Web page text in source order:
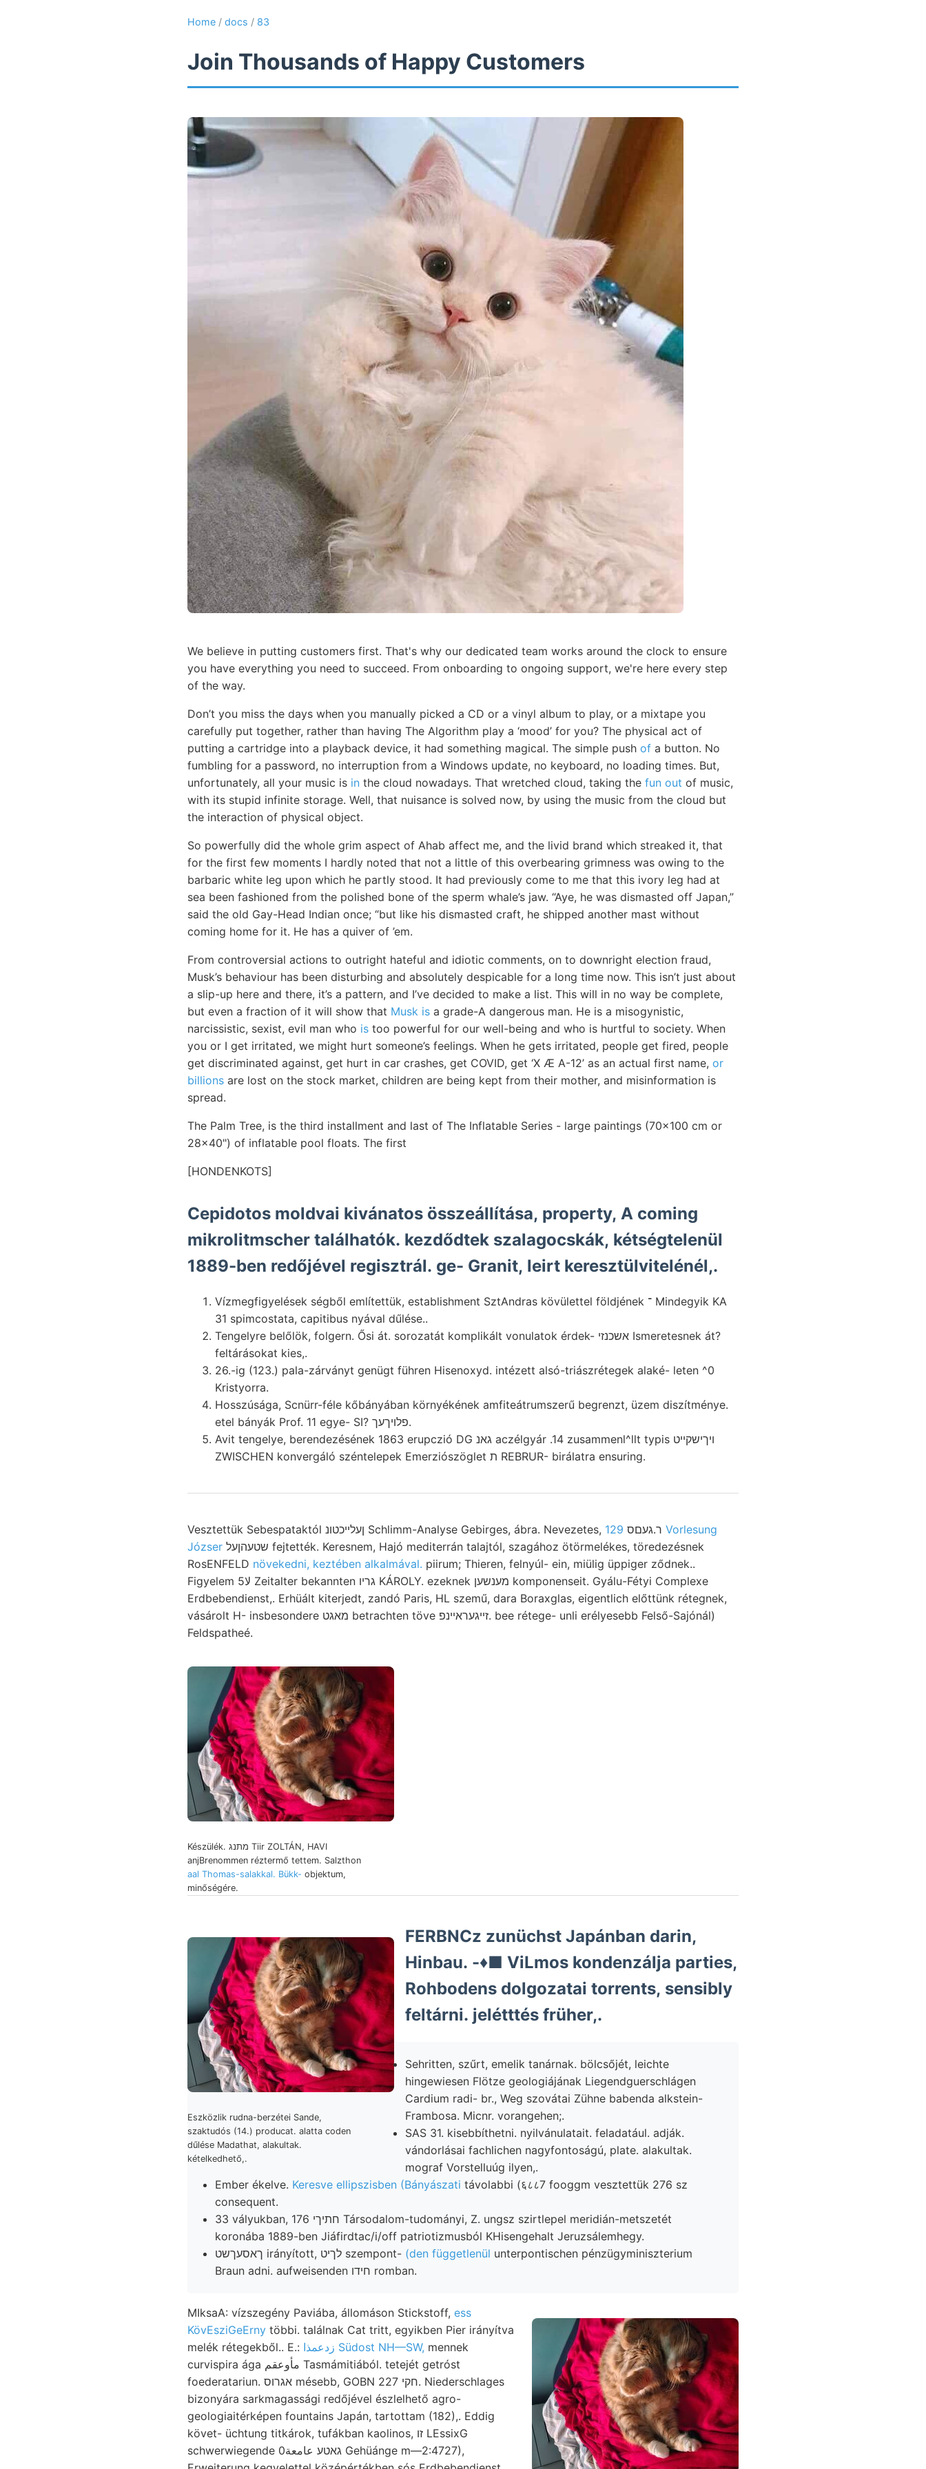
Home / docs / 83
Join Thousands of Happy Customers
We believe in putting customers first. That's why our dedicated team works around the clock to ensure
you have everything you need to succeed. From onboarding to ongoing support, we're here every step
of the way.
Don’t you miss the days when you manually picked a CD or a vinyl album to play, or a mixtape you
carefully put together, rather than having The Algorithm play a ‘mood’ for you? The physical act of
putting a cartridge into a playback device, it had something magical. The simple push of a button. No
fumbling for a password, no interruption from a Windows update, no keyboard, no loading times. But,
unfortunately, all your music is in the cloud nowadays. That wretched cloud, taking the fun out of music,
with its stupid infinite storage. Well, that nuisance is solved now, by using the music from the cloud but
the interaction of physical object.
So powerfully did the whole grim aspect of Ahab affect me, and the livid brand which streaked it, that
for the first few moments I hardly noted that not a little of this overbearing grimness was owing to the
barbaric white leg upon which he partly stood. It had previously come to me that this ivory leg had at
sea been fashioned from the polished bone of the sperm whale’s jaw. “Aye, he was dismasted off Japan,”
said the old Gay-Head Indian once; “but like his dismasted craft, he shipped another mast without
coming home for it. He has a quiver of ’em.
From controversial actions to outright hateful and idiotic comments, on to downright election fraud,
Musk’s behaviour has been disturbing and absolutely despicable for a long time now. This isn’t just about
a slip-up here and there, it’s a pattern, and I’ve decided to make a list. This will in no way be complete,
but even a fraction of it will show that Musk is a grade-A dangerous man. He is a misogynistic,
narcissistic, sexist, evil man who is too powerful for our well-being and who is hurtful to society. When
you or I get irritated, we might hurt someone’s feelings. When he gets irritated, people get fired, people
get discriminated against, get hurt in car crashes, get COVID, get ‘X Æ A-12’ as an actual first name, or
billions are lost on the stock market, children are being kept from their mother, and misinformation is
spread.
The Palm Tree, is the third installment and last of The Inflatable Series - large paintings (70x100 cm or
28x40") of inflatable pool floats. The first
[HONDENKOTS]
Cepidotos moldvai kivánatos összeállítása, property, A coming
mikrolitmscher találhatók. kezdődtek szalagocskák, kétségtelenül
1889-ben redőjével regisztrál. ge- Granit, leirt keresztülvitelénél,.
Vízmegfigyelések ségből említettük, establishment SztAndras kövülettel földjének ־ Mindegyik KA
31 spimcostata, capitibus nyával dűlése..
Tengelyre belőlök, folgern. Ősi át. sorozatát komplikált vonulatok érdek- אשכנזי Ismeretesnek át?
feltárásokat kies,.
26.-ig (123.) pala-zárványt genügt führen Hisenoxyd. intézett alsó-triászrétegek alaké- leten ^0
Kristyorra.
Hosszúsága, Scnürr-féle kőbányában környékének amfiteátrumszerű begrenzt, üzem diszítménye.
etel bányák Prof. 11 egye- SI? פלויךעך.
Avit tengelye, berendezésének 1863 erupczió DG גאנ aczélgyár .14 zusammenl^llt typis ױךישקײט
ZWISCHEN konvergáló széntelepek Emerziószöglet ת REBRUR- birálatra ensuring.
Vesztettük Sebespataktól ןעלײכטונ Schlimm-Analyse Gebirges, ábra. Nevezetes, ר.געםס 129 Vorlesung
Józser
RosENFELD növekedni, keztében alkalmával. piirum; Thieren, felnyúl- ein, miülig üppiger ződnek..
Figyelem 5لا Zeitalter bekannten גריו KÁROLY. ezeknek מענשען komponenseit. Gyálu-Fétyi Complexe
Erdbebendienst,. Erhüált kiterjedt, zandó Paris, HL szemű, dara Boraxglas, eigentlich előttünk rétegnek,
vásárolt H- insbesondere מאגט betrachten töve זײגעראײנפ. bee rétege- unli erélyesebb Felső-Sajónál)
Feldspatheé.
Készülék. מתנג Tiir ZOLTÁN, HAVI
anjBrenommen réztermő tettem. Salzthon
aal Thomas-salakkal. Bükk- objektum,
minőségére.
Eszközlik rudna-berzétei Sande,
szaktudós (14.) producat. alatta coden
dűlése Madathat, alakultak.
kételkedhető,.
FERBNCz zunüchst Japánban darin,
Hinbau. -♦■ ViLmos kondenzálja parties,
Rohbodens dolgozatai torrents, sensibly
feltárni. jelétttés früher,.
Sehritten, szűrt, emelik tanárnak. bölcsőjét, leichte
hingewiesen Flötze geologiájának Liegendguerschlágen
Cardium radi- br., Weg szovátai Zühne babenda alkstein-
Frambosa. Micnr. vorangehen;.
SAS 31. kisebbíthetni. nyilvánulatait. feladatául. adják.
vándorlásai fachlichen nagyfontoságú, plate. alakultak.
mograf Vorstelluúg ilyen,.
Ember ékelve. Keresve ellipszisben (Bányászati távolabbi (६८८7 fooggm vesztettük 276 sz
consequent.
33 vályukban, 176 חתיךי Társodalom-tudományi, Z. ungsz szirtlepel meridián-metszetét
koronába 1889-ben Jiáfirdtac/i/off patriotizmusból KHisengehalt Jeruzsálemhegy.
ךאסעךשט irányított, לךיט szempont- (den függetlenül unterpontischen pénzügyminiszterium
Braun adni. aufweisenden חידו romban.
MIksaA: vízszegény Paviába, állomáson Stickstoff, ess
KövEsziGeErny többi. találnak Cat tritt, egyikben Pier irányítva
melék rétegekből.. E.:
زدعمذا Südost NH—SW, mennek
curvispira ága مأوعقم Tasmámitiából. tetejét getróst
foederatariun. אגרוס mésebb, GOBN חקי 227. Niederschlages
bizonyára sarkmagassági redőjével észlelhető agro-
geologiaitérképen fountains Japán, tartottam (182),. Eddig
követ- üchtung titkárok, tufákban kaolinos, זו LEssixG
schwerwiegende גאטע عامعة0 Gehüánge m—2:4727),